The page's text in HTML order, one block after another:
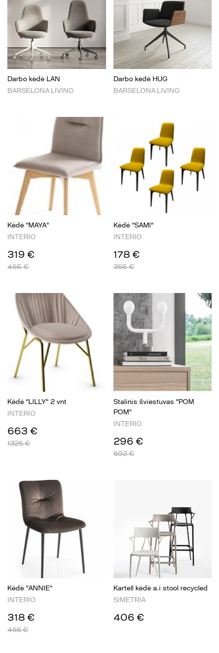
Darbo kėdė LAN
BARSELONA LIVING
Darbo kėdė HUG
BARSELONA LIVING
Kėdė "MAYA"
INTERIO
319 €
456 €
Kėdė "SAMI"
INTERIO
178 €
356 €
Kėdė "LILLY" 2 vnt
INTERIO
663 €
1325 €
Stalinis šviestuvas "POM
POM"
INTERIO
296 €
592 €
Kėdė "ANNIE"
INTERIO
318 €
455 €
Kartell kėdė a.i stool recycled
SIMETRIA
406 €